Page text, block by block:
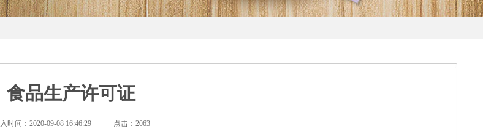
食品生产许可证
时间：2020-09-08 16:46:29 点击：2063